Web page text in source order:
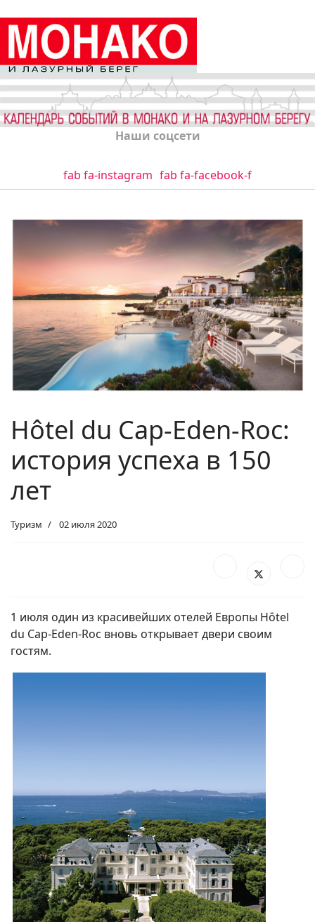
Наши соцсети
fab fa-instagram fab fa-facebook-f
Hôtel du Cap-Eden-Roc:
история успеха в 150
лет
Туризм 02 июля 2020
1 июля один из красивейших отелей Европы Hôtel
du Cap-Eden-Roc вновь открывает двери своим
гостям.